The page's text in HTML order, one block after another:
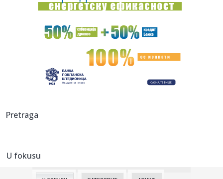
12:55:Vučić: "Radimo sve da olakšamo užasno težak život Srbima
na...
12:51:Rukometni savez Srbije više ne postoji
Avokado svakodnevno "menja pol", a naučnici konačno
12:48:Amerikanac kog Evroliga ne zanima – održavanje forme do
jo...
12:45:
Pretraga
U fokusu